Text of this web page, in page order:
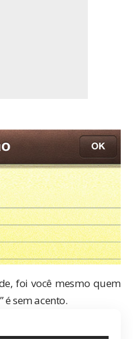
foi você mesmo quem
” é sem acento.